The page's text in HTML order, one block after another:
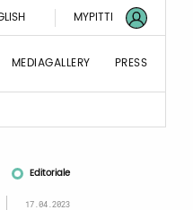
MYPITTI
MEDIAGALLERY PRESS
Editoriale
17.04.2023